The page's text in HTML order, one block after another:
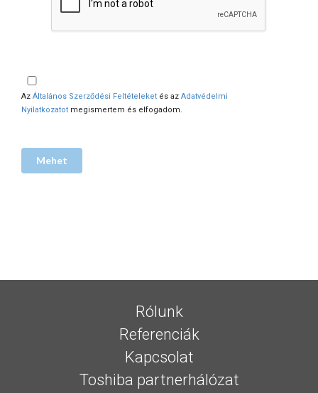
Az Általános Szerződési Feltételeket és az Adatvédelmi
Nyilatkozatot megismertem és elfogadom.
Rólunk
Referenciák
Kapcsolat
Toshiba partnerhálózat